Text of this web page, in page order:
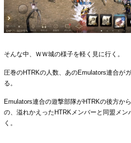
そんな中、ＷＷ城の様子を軽く見に行く。
圧巻のHTRKの人数、あのEmulators連合が
る。
Emulators連合の遊撃部隊がHTRKの後方か
の、溢れかえったHTRKメンバーと同盟メ
く。